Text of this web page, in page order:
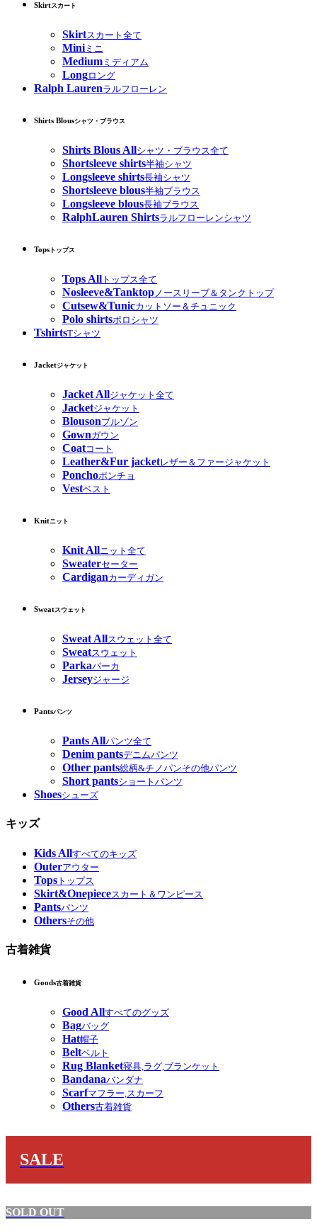
Skirtスカート
Skirtスカート全て
Miniミニ
Medium ミディアム
Longロング
Ralph Laurenラルフローレン
Shirts Blousシャツ・ブラウス
Shirts Blous Allシャツ・ブラウス全て
Shortsleeve shirts半袖シャツ
Longsleeve shirts長袖シャツ
Shortsleeve blous半袖ブラウス
Longsleeve blous長袖ブラウス
RalphLauren Shirtsラルフローレンシャツ
Tops トップス
Tops All トップス全て
Nosleeve&Tanktopノースリーブ＆タンクトップ
Cutsew&Tunicカットソー＆チュニック
Polo shirtsポロシャツ
TshirtsTシャツ
Jacketジャケット
Jacket Allジャケット全て
Jacketジャケット
Blousonブルゾン
Gownガウン
Coatコート
Leather&Fur jacketレザー＆ファージャケット
Ponchoポンチョ
Vestベスト
Knitニット
Knit Allニット全て
Sweaterセーター
Cardiganカーディガン
Sweatスウェット
Sweat Allスウェット全て
Sweatスウェット
Parkaパーカ
Jerseyジャージ
Pantsパンツ
Pants Allパンツ全て
Denim pantsデニムパンツ
Other pants総柄&チノパンその他パンツ
Short pantsショートパンツ
Shoesシューズ
キッズ
Kids Allすべてのキッズ
Outerアウター
Tops トップス
Skirt&Onepieceスカート＆ワンピース
Pantsパンツ
Othersその他
古着雑貨
Goods古着雑貨
Good Allすべてのグッズ
Bagバッグ
Hat帽子
Beltベルト
Rug Blanket寝具,ラグ,ブランケット
Bandanaバンダナ
Scarfマフラー,スカーフ
Others古着雑貨
SALE
SOLD OUT